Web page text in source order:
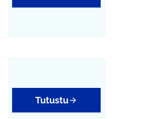
Tutustu